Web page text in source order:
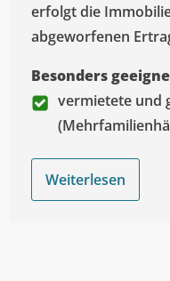
erfolgt die
abgeworfenen
Besonders
vermietete und
Weiterlesen